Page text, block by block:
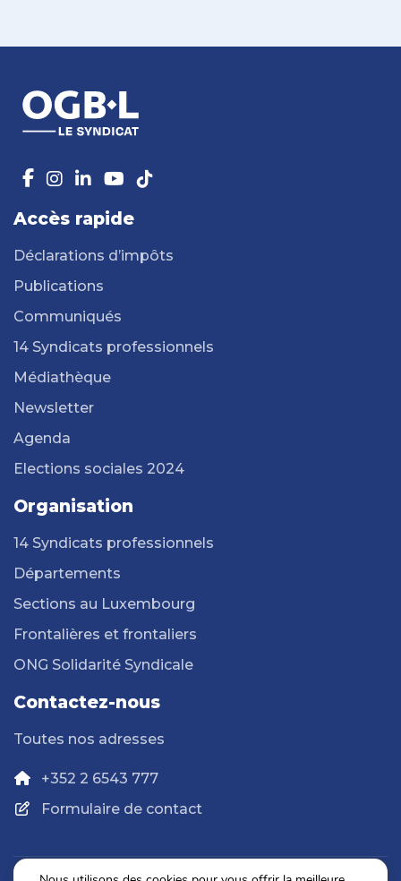
Accès rapide
Déclarations d’impôts
Publications
Communiqués
14 Syndicats professionnels
Médiathèque
Newsletter
Agenda
Elections sociales 2024
Organisation
14 Syndicats professionnels
Départements
Sections au Luxembourg
Frontalières et frontaliers
ONG Solidarité Syndicale
Contactez-nous
Toutes nos adresses
+352 2 6543 777
Formulaire de contact